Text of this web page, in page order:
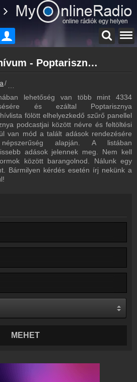
Poptarisznya archívum - Poptarisznya podcasts - Poptarisznya visszahallgatás
lehetőség van több mint 4334
és ezáltal Poptarisznya
fölött elhelyezkedő szűrő panellel
podcastjai között névre és feltöltési
van mód a talált adások rendezésére
alapján. A listában
adások jelennek meg. Nem kell
között barangolnod. Nálunk egy
Bármilyen kérdés esetén írj nekünk a
MEHET